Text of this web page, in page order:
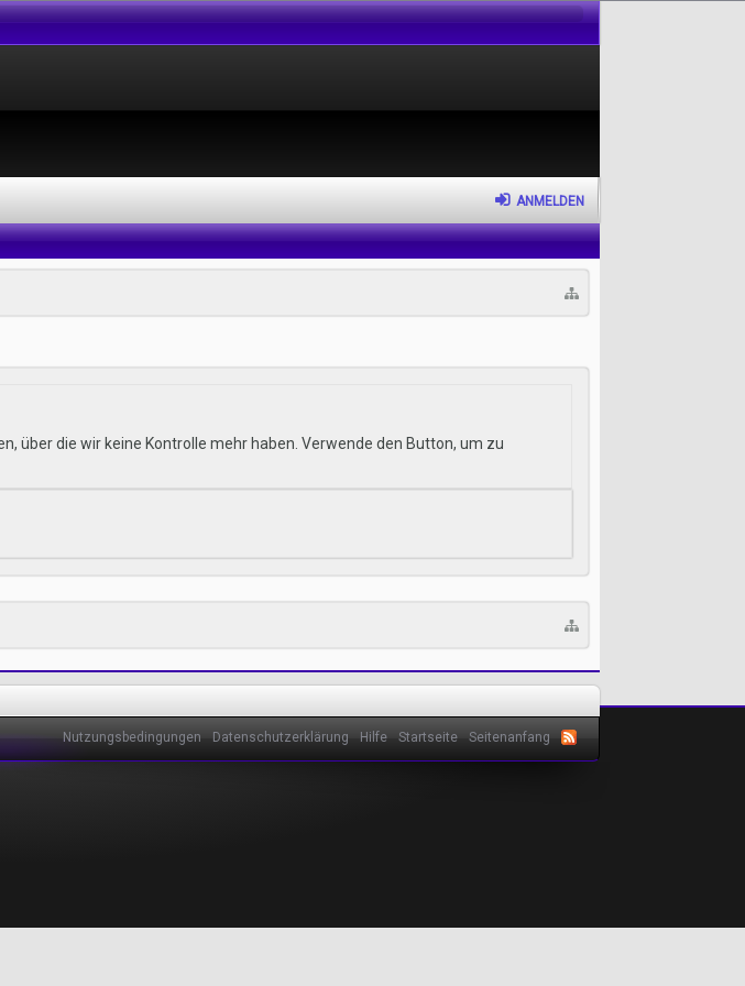
über die wir keine Kontrolle mehr haben. Verwende den Button, um zu
ANMELDEN
Nutzungsbedingungen Datenschutzerklärung Hilfe Startseite Seitenanfang